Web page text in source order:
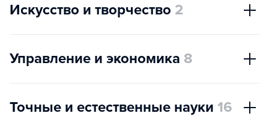
Искусство и творчество 2
Управление и экономика 8
Точные и естественные науки 16